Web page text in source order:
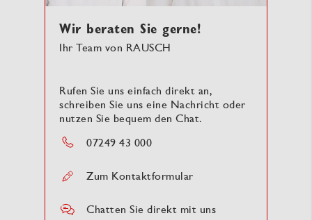
Wir beraten Sie gerne!
Ihr Team von RAUSCH
Rufen Sie uns einfach direkt an,
schreiben Sie uns eine Nachricht oder
nutzen Sie bequem den Chat.
07249 43 000
Zum Kontaktformular
Chatten Sie direkt mit uns